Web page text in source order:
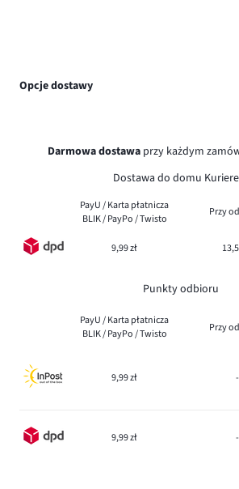
Opcje dostawy
Darmowa dostawa przy każdym
Dostawa do domu
PayU / Karta płatnicza
BLIK / PayPo / Twisto
Przy
9,99 zł
Punkty odbioru
PayU / Karta płatnicza
BLIK / PayPo / Twisto
Przy
9,99 zł -
9,99 zł -